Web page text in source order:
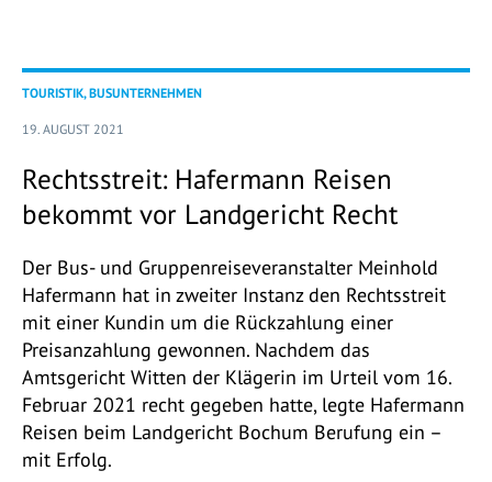
TOURISTIK, BUSUNTERNEHMEN
19. AUGUST 2021
Rechtsstreit: Hafermann Reisen
bekommt vor Landgericht Recht
Der Bus- und Gruppenreiseveranstalter Meinhold
Hafermann hat in zweiter Instanz den Rechtsstreit
mit einer Kundin um die Rückzahlung einer
Preisanzahlung gewonnen. Nachdem das
Amtsgericht Witten der Klägerin im Urteil vom 16.
Februar 2021 recht gegeben hatte, legte Hafermann
Reisen beim Landgericht Bochum Berufung ein –
mit Erfolg.